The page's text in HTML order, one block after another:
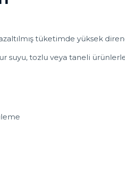
tüketimde yüksek
suyu, tozlu veya taneli